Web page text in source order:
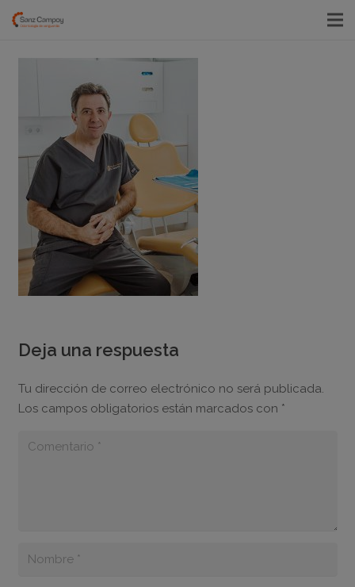
Deja una respuesta
Tu dirección de correo electrónico no será publicada.
Los campos obligatorios están marcados con *